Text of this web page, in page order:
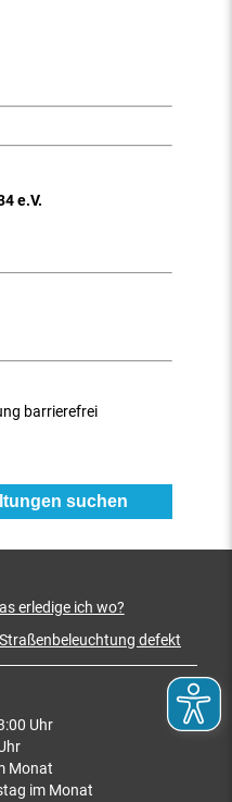
e.V.
barrierefrei
suchen
Uhr
Monat
im Monat
erledige ich wo?
Straßenbeleuchtung defekt